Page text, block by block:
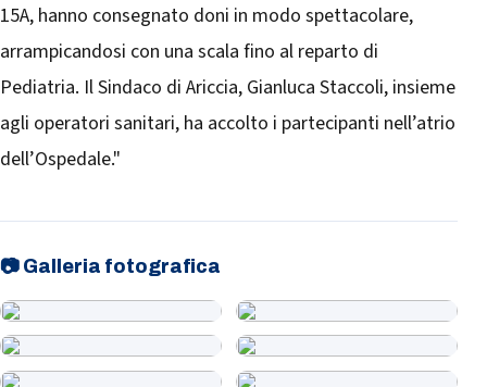
15A, hanno consegnato doni in modo spettacolare,
arrampicandosi con una scala fino al reparto di
Pediatria. Il Sindaco di Ariccia, Gianluca Staccoli, insieme
agli operatori sanitari, ha accolto i partecipanti nell’atrio
dell’Ospedale."
📷 Galleria fotografica